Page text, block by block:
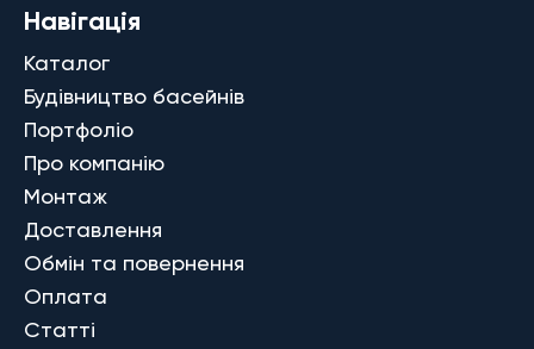
Навігація
Каталог
Будівництво басейнів
Портфоліо
Про компанію
Монтаж
Доставлення
Обмін та повернення
Оплата
Статті